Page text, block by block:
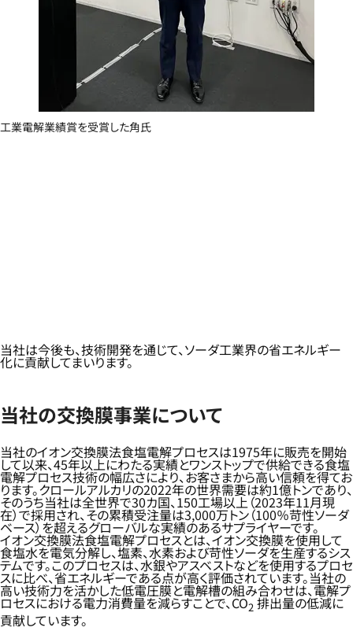
工業電解業績賞を受賞した角氏
当社は今後も、技術開発を通じて、ソーダ工業界の省エネルギー
化に貢献してまいります。
当社の交換膜事業について
当社のイオン交換膜法食塩電解プロセスは1975年に販売を開始
して以来、45年以上にわたる実績とワンストップで供給できる食塩
電解プロセス技術の幅広さにより、お客さまから高い信頼を得てお
ります。クロールアルカリの2022年の世界需要は約1億トンであり、
そのうち当社は全世界で30カ国、150工場以上（2023年11月現
在）で採用され、その累積受注量は3,000万トン（100％苛性ソーダ
ベース）を超えるグローバルな実績のあるサプライヤーです。
イオン交換膜法食塩電解プロセスとは、イオン交換膜を使用して
食塩水を電気分解し、塩素、水素および苛性ソーダを生産するシス
テムです。このプロセスは、水銀やアスベストなどを使用するプロセ
スに比べ、省エネルギーである点が高く評価されています。当社の
高い技術力を活かした低電圧膜と電解槽の組み合わせは、電解プ
ロセスにおける電力消費量を減らすことで、CO2 排出量の低減に
貢献しています。